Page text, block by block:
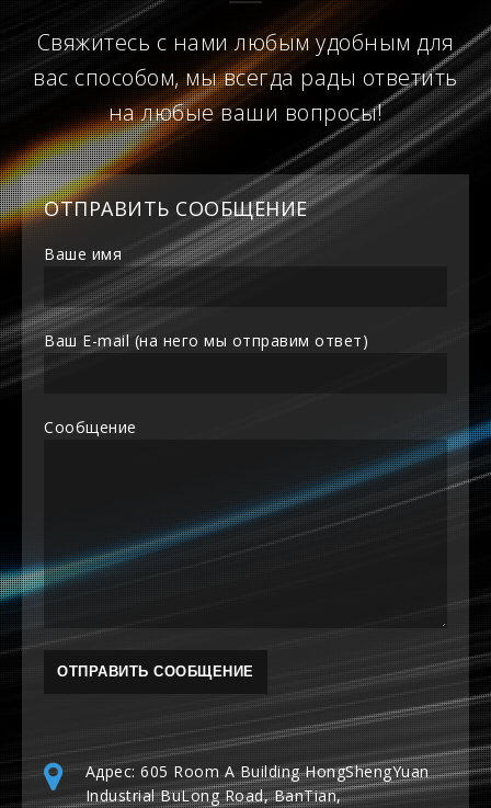
Свяжитесь с нами любым удобным для
вас способом, мы всегда рады ответить
на любые ваши вопросы!
ОТПРАВИТЬ СООБЩЕНИЕ
Ваше имя
Ваш E-mail (на него мы отправим ответ)
Сообщение
Адрес: 605 Room A Building HongShengYuan
Industrial BuLong Road, BanTian,